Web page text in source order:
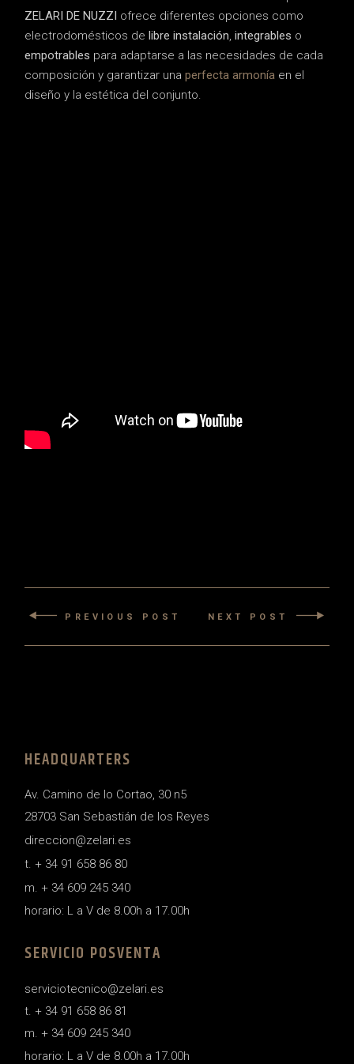
ZELARI DE NUZZI ofrece diferentes opciones como
electrodomésticos de libre instalación,integrables o
empotrables para adaptarse a las necesidades de cada
composición y garantizar unaperfecta armonía en el
diseño y la estética del conjunto.
PREVIOUS POST NEXT POST
HEADQUARTERS
Av. Camino de lo Cortao, 30 n5
28703 San Sebastián de los Reyes
direccion@zelari.es
t. + 34 91 658 86 80
m. + 34 609 245 340
horario: L a V de 8.00h a 17.00h
SERVICIO POSVENTA
serviciotecnico@zelari.es
t. + 34 91 658 86 81
m. + 34 609 245 340
horario: L a V de 8.00h a 17.00h